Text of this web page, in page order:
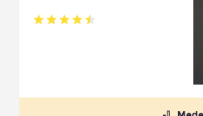
Betyg: 4.5 av 5